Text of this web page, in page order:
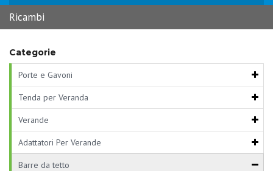
Ricambi
Categorie
Porte e Gavoni
Tenda per Veranda
Verande
Adattatori Per Verande
Barre da tetto